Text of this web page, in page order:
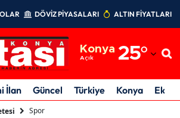
DÖVİZ PİYASALARI ALTIN FİYATLARI
Konya
Açık 25°
Adıyaman
Afyonkarahisar
İlan Güncel Türkiye Konya
Spor